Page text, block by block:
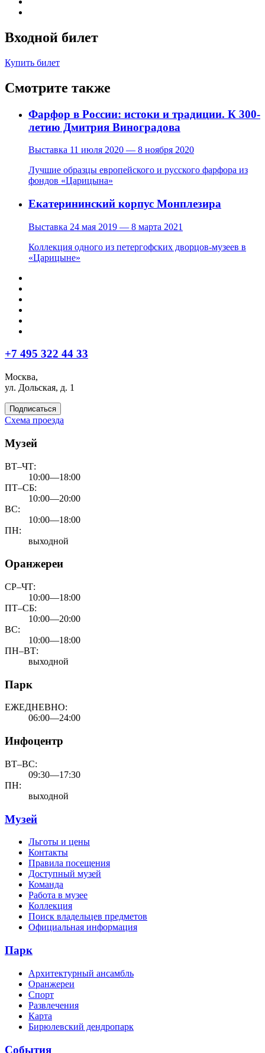
Входной билет
Купить билет
Смотрите также
Фарфор в России: истоки и традиции. К 300-
летию Дмитрия Виноградова
Выставка 11 июля 2020 — 8 ноября 2020
Лучшие образцы европейского и русского фарфора из
фондов «Царицына»
Екатерининский корпус Монплезира
Выставка 24 мая 2019 — 8 марта 2021
Коллекция одного из петергофских дворцов-музеев в
«Царицыне»
+7 495 322 44 33
Москва,
ул. Дольская, д. 1
Подписаться
Схема проезда
Музей
ВТ–ЧТ:
10:00—18:00
ПТ–СБ:
10:00—20:00
ВС:
10:00—18:00
ПН:
выходной
Оранжереи
СР–ЧТ:
10:00—18:00
ПТ–СБ:
10:00—20:00
ВС:
10:00—18:00
ПН–ВТ:
выходной
Парк
ЕЖЕДНЕВНО:
06:00—24:00
Инфоцентр
ВТ–ВС:
09:30—17:30
ПН:
выходной
Музей
Льготы и цены
Контакты
Правила посещения
Доступный музей
Команда
Работа в музее
Коллекция
Поиск владельцев предметов
Официальная информация
Парк
Архитектурный ансамбль
Оранжереи
Спорт
Развлечения
Карта
Бирюлевский дендропарк
События